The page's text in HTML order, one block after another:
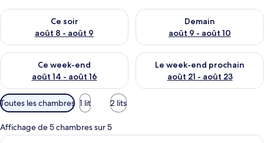
Ce soir
août 8 - août 9
Vérifier la disponibilité pour ce soir août 8 - août 9
Demain
août 9 - août 10
Vérifier la disponibilité pour
Ce week-end
août 14 - août 16
Vérifier la disponibilité pour ce week-end août 14 - août 16
Le week-end prochain
août 21 - août 23
Vérifier la disponibilité pour
Filtres
disponibles
pour
les
Toutes les chambres 1 lit 2 lits
Affichage de 5 chambres sur 5
Coffres-forts dans les chambres,